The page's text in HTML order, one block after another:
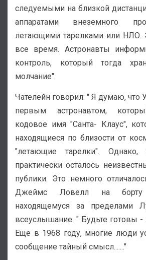
следуемыми на близкой
аппаратами внеземного
летающими тарелками или НЛО.
все время. Астронавты
контроль, который тогда
молчание".
Чателейн говорил: " Я думаю, что
первым астронавтом,
кодовое имя "Санта- Клаус",
находящиеся по близости от
"летающие тарелки". Однако,
практически осталось
публики. Это немного
Джеймс Ловелл на
находящемуся за пределами
всеуслышание: " Будьте готовы -
Еще в 1968 году, многие люди
сообщение тайный смысл......."